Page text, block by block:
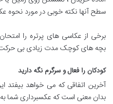
سطح آنها نکته خوبی در مورد نحوه
برخی از عکاسی های پرتره را امتحان
بچه های کوچک مدت زیادی بی حرکت
کودکان را فعال و سرگرم نگه دارید
آخرین اتفاقی که می خواهد
بدان معنی است که عکسبرداری شما